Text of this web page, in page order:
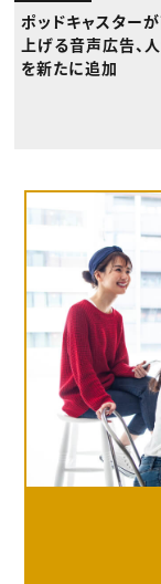
ポッドキャスター
上げる音声広告、
を新たに追加